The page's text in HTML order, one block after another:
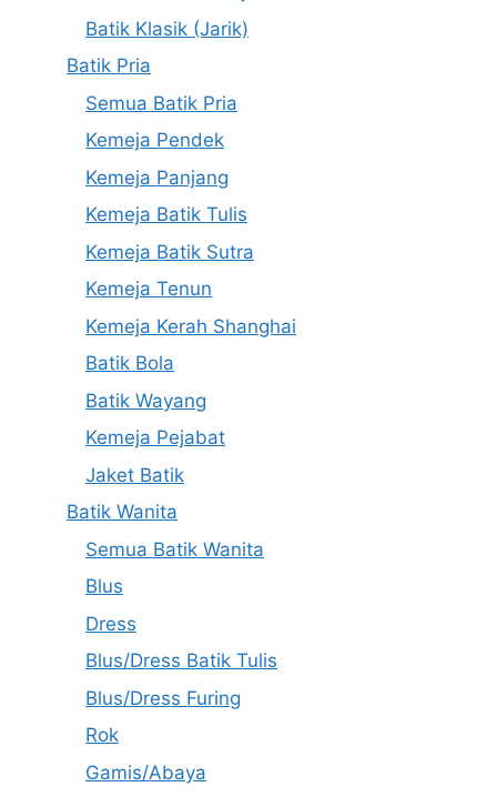
Batik Klasik (Jarik)
Batik Pria
Semua Batik Pria
Kemeja Pendek
Kemeja Panjang
Kemeja Batik Tulis
Kemeja Batik Sutra
Kemeja Tenun
Kemeja Kerah Shanghai
Batik Bola
Batik Wayang
Kemeja Pejabat
Jaket Batik
Batik Wanita
Semua Batik Wanita
Blus
Dress
Blus/Dress Batik Tulis
Blus/Dress Furing
Rok
Gamis/Abaya